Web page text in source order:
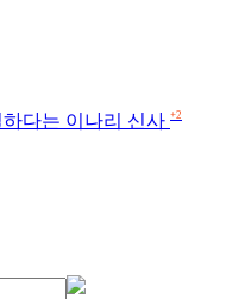
다는 이나리 신사 +2